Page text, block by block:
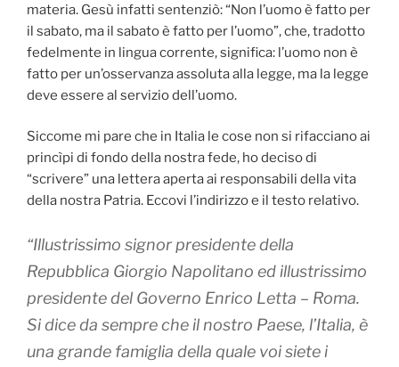
materia. Gesù infatti sentenziò: “Non l’uomo è fatto per
il sabato, ma il sabato è fatto per l’uomo”, che, tradotto
fedelmente in lingua corrente, significa: l’uomo non è
fatto per un’osservanza assoluta alla legge, ma la legge
deve essere al servizio dell’uomo.
Siccome mi pare che in Italia le cose non si rifacciano ai
princìpi di fondo della nostra fede, ho deciso di
“scrivere” una lettera aperta ai responsabili della vita
della nostra Patria. Eccovi l’indirizzo e il testo relativo.
“Illustrissimo signor presidente della
Repubblica Giorgio Napolitano ed illustrissimo
presidente del Governo Enrico Letta – Roma.
Si dice da sempre che il nostro Paese, l’Italia, è
una grande famiglia della quale voi siete i